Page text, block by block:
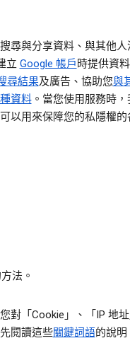
尋與分享資料、與其他人
立 Google 帳戶 時提供資
尋結果及廣告、協助您與
資料。當您使用服務時，
以用來保障您的私隱權的
法。
對「Cookie」、「IP 地址
閱讀這些關鍵詞語的說明